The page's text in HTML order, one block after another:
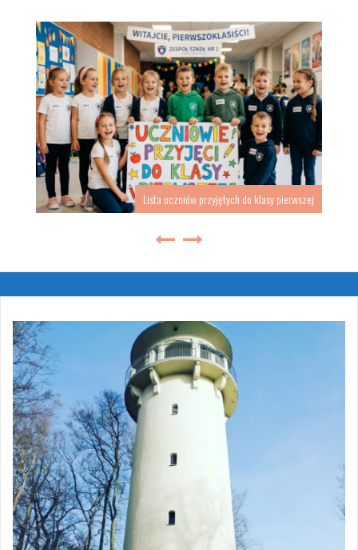
Lista uczniów przyjętych do klasy pierwszej